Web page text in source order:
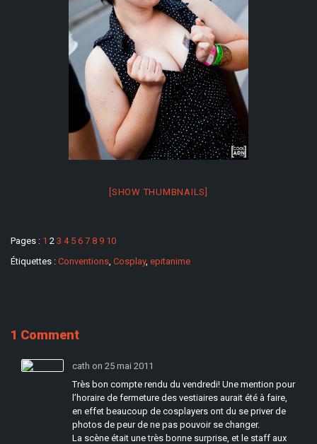
[SHOW THUMBNAILS]
Pages : 1 2 3 4 5 6 7 8 9 10
Étiquettes : Conventions, Cosplay, epitanime
1 Comment
cath on 25 mai 2011
Très bon compte rendu du vendredi! Une mention pour
l’horaire de fermeture des vestiaires aurait été à faire,
en effet beaucoup de cosplayers ont du se priver de
photos de peur de ne pas pouvoir se changer.
La scène était une très bonne surprise, et le staff aux